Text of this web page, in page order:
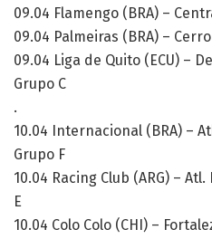
09.04 Flamengo (BRA) –
09.04 Palmeiras (BRA) –
09.04 Liga de Quito (ECU) –
Grupo C
.
10.04 Internacional (BRA) –
Grupo F
10.04 Racing Club (ARG) –
E
10.04 Colo Colo (CHI) –